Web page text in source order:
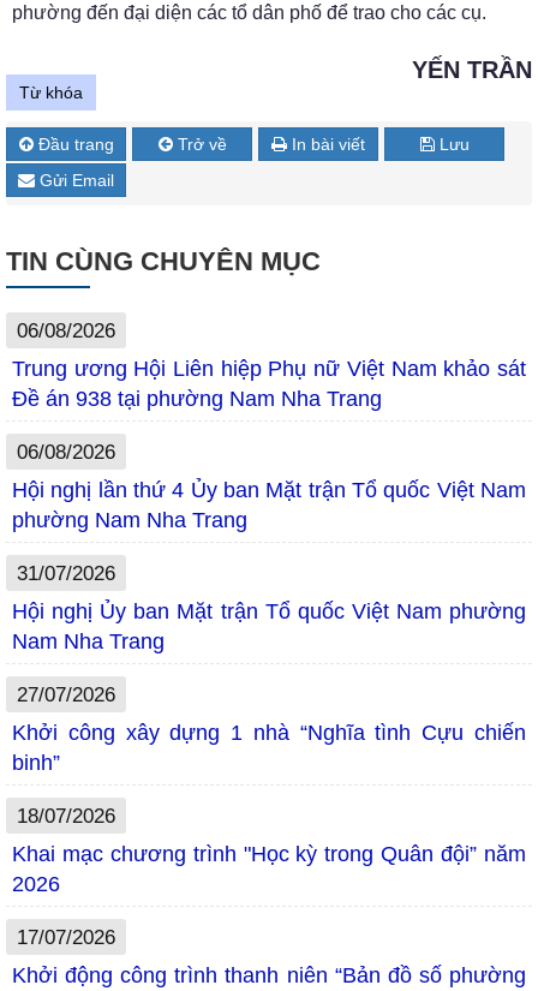
phường đến đại diện các tổ dân phố để trao cho các cụ.
YẾN TRẦN
Từ khóa
Đầu trang Trở về In bài viết
Lưu
Gửi Email
TIN CÙNG CHUYÊN MỤC
06/08/2026
Trung ương Hội Liên hiệp Phụ nữ Việt Nam khảo sát
Đề án 938 tại phường Nam Nha Trang
06/08/2026
Hội nghị lần thứ 4 Ủy ban Mặt trận Tổ quốc Việt Nam
phường Nam Nha Trang
31/07/2026
Hội nghị Ủy ban Mặt trận Tổ quốc Việt Nam phường
Nam Nha Trang
27/07/2026
Khởi công xây dựng 1 nhà “Nghĩa tình Cựu chiến
binh”
18/07/2026
Khai mạc chương trình "Học kỳ trong Quân đội” năm
2026
17/07/2026
Khởi động công trình thanh niên “Bản đồ số phường